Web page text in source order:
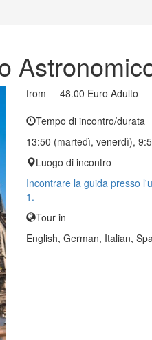
from 48.00 Euro Adulto
Tempo di incontro/durata
13:50 (martedì, venerdì),
Luogo di incontro
Incontrare la guida presso
1.
Tour in
English, German, Italian,